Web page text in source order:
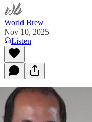
World Brew
Nov 10, 2025
Listen